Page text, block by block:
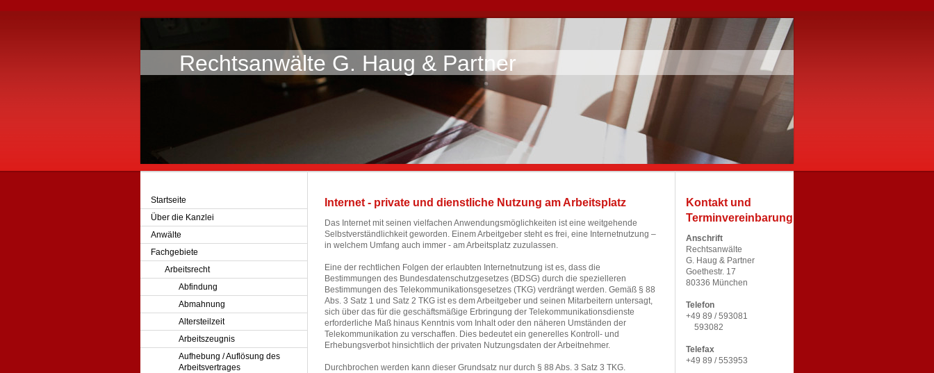
Rechtsanwälte G. Haug & Partner
Rechtsanwälte - Fachanwälte
Startseite
Über die Kanzlei
Anwälte
Fachgebiete
Arbeitsrecht
Abfindung
Abmahnung
Altersteilzeit
Arbeitszeugnis
Aufhebung / Auflösung des
Arbeitsvertrages
Internet - private und dienstliche Nutzung am Arbeitsplatz
Das Internet mit seinen vielfachen Anwendungsmöglichkeiten ist eine weitgehende
Selbstverständlichkeit geworden. Einem Arbeitgeber steht es frei, eine Internetnutzung –
in welchem Umfang auch immer - am Arbeitsplatz zuzulassen.
Eine der rechtlichen Folgen der erlaubten Internetnutzung ist es, dass die
Bestimmungen des Bundesdatenschutzgesetzes (BDSG) durch die spezielleren
Bestimmungen des Telekommunikationsgesetzes (TKG) verdrängt werden. Gemäß § 88
Abs. 3 Satz 1 und Satz 2 TKG ist es dem Arbeitgeber und seinen Mitarbeitern untersagt,
sich über das für die geschäftsmäßige Erbringung der Telekommunikationsdienste
erforderliche Maß hinaus Kenntnis vom Inhalt oder den näheren Umständen der
Telekommunikation zu verschaffen. Dies bedeutet ein generelles Kontroll- und
Erhebungsverbot hinsichtlich der privaten Nutzungsdaten der Arbeitnehmer.
Durchbrochen werden kann dieser Grundsatz nur durch § 88 Abs. 3 Satz 3 TKG.
Kontakt und
Terminvereinbarung
Anschrift
Rechtsanwälte
G. Haug & Partner
Goethestr. 17
80336 München
Telefon
+49 89 / 593081
593082
Telefax
+49 89 / 553953